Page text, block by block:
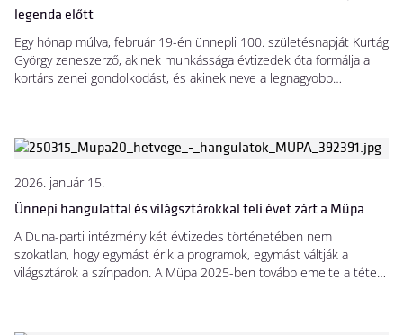
legenda előtt
Egy hónap múlva, február 19-én ünnepli 100. születésnapját Kurtág
György zeneszerző, akinek munkássága évtizedek óta formálja a
kortárs zenei gondolkodást, és akinek neve a legnagyobb
programsorozat részeként a Müpa háromnapos fesztivállal
pódiumbeszélgetéssel és két ünnepi hangversennyel várják a
nézőket.
2026. január 15.
Ünnepi hangulattal és világsztárokkal teli évet zárt a Müpa
A Duna-parti intézmény két évtizedes történetében nem
szokatlan, hogy egymást érik a programok, egymást váltják a
világsztárok a színpadon. A Müpa 2025-ben tovább emelte a tétet,